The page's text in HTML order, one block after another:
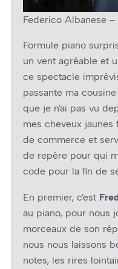
Federico Albanese –
Formule piano
un vent agréable et
ce spectacle
passante ma
que je n’ai pas vu
mes cheveux jaunes
de commerce et
de repère pour qui
code pour la fin de
En premier, c’est
au piano, pour nous
morceaux de son
nous nous laissons
notes, les rires